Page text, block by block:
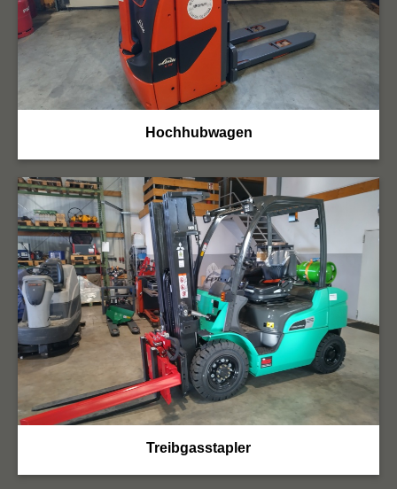
Hochhubwagen
Treibgasstapler